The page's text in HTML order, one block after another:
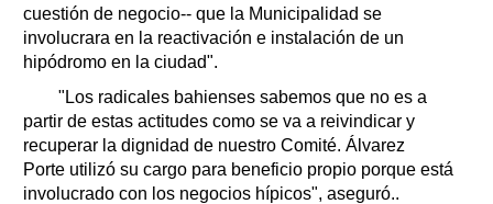
cuestión de negocio-- que la Municipalidad se
involucrara en la reactivación e instalación de un
hipódromo en la ciudad".
"Los radicales bahienses sabemos que no es a
partir de estas actitudes como se va a reivindicar y
recuperar la dignidad de nuestro Comité. Álvarez
Porte utilizó su cargo para beneficio propio porque está
involucrado con los negocios hípicos", aseguró..